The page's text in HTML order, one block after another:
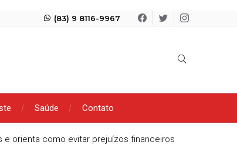
(83) 9 8116-9967
Saúde Contato
orienta como evitar prejuízos financeiros